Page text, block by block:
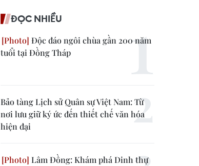
ĐỌC NHIỀU
Độc đáo ngôi chùa gần 200 năm
tuổi tại Đồng Tháp
Bảo tàng Lịch sử Quân sự Việt Nam: Từ
nơi lưu giữ ký ức đến thiết chế văn hóa
hiện đại
Lâm Đồng: Khám phá Dinh thự